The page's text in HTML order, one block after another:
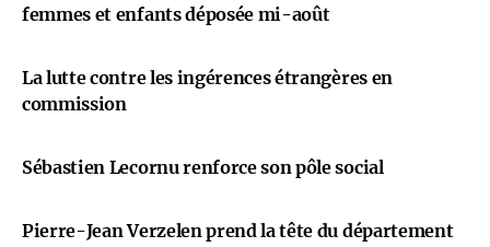
femmes et enfants déposée mi-août
La lutte contre les ingérences étrangères en
commission
Sébastien Lecornu renforce son pôle social
Pierre-Jean Verzelen prend la tête du département